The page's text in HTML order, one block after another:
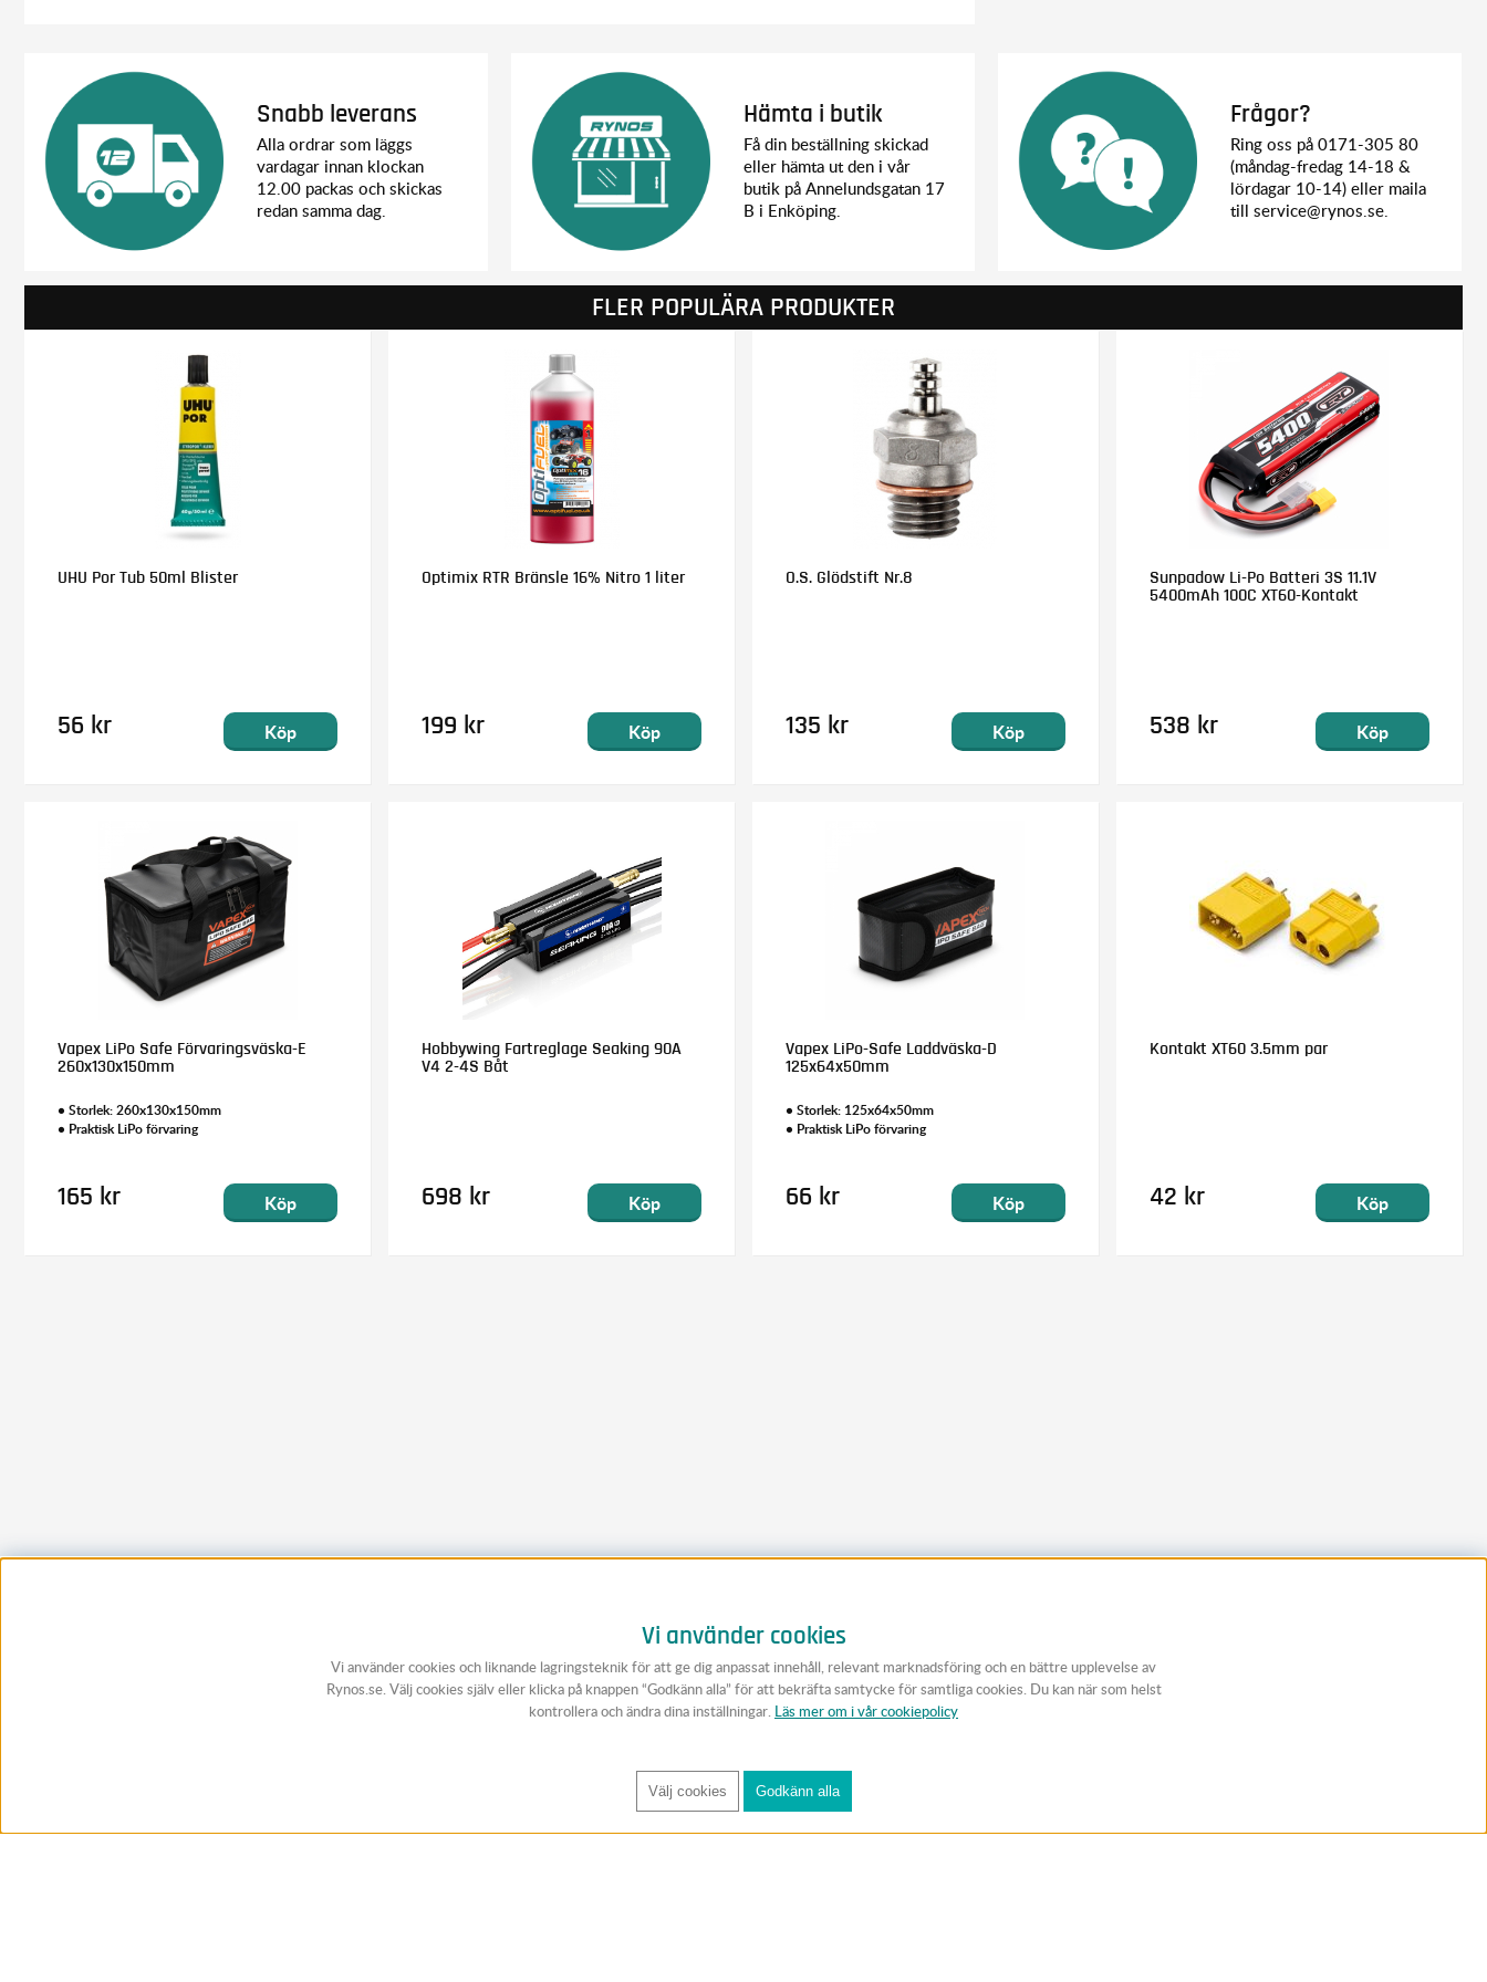
Snabb leverans
Alla ordrar som läggs
vardagar innan klockan
12.00 packas och skickas
redan samma dag.
Hämta i butik
Få din beställning skickad
eller hämta ut den i vår
butik på Annelundsgatan 17
B i Enköping.
Frågor?
Ring oss på 0171-305 80
(måndag-fredag 14-18 &
lördagar 10-14) eller maila
till service@rynos.se.
FLER POPULÄRA PRODUKTER
UHU Por Tub 50ml Blister
56 kr Köp
Optimix RTR Bränsle 16% Nitro 1 liter
199 kr Köp
O.S. Glödstift Nr.8
135 kr Köp
Sunpadow Li-Po Batteri 3S 11.1V
5400mAh 100C XT60-Kontakt
538 kr Köp
Vapex LiPo Safe Förvaringsväska-E
260x130x150mm
• Storlek: 260x130x150mm
• Praktisk LiPo förvaring
165 kr Köp
Hobbywing Fartreglage Seaking 90A
V4 2-4S Båt
698 kr Köp
Vapex LiPo-Safe Laddväska-D
125x64x50mm
• Storlek: 125x64x50mm
• Praktisk LiPo förvaring
66 kr Köp
Kontakt XT60 3.5mm par
42 kr Köp
Vi använder cookies
Vi använder cookies och liknande lagringsteknik för att ge dig anpassat innehåll, relevant marknadsföring och en bättre upplevelse av
Rynos.se. Välj cookies själv eller klicka på knappen “Godkänn alla” för att bekräfta samtycke för samtliga cookies. Du kan när som helst
kontrollera och ändra dina inställningar. Läs mer om i vår cookiepolicy
Välj cookies Godkänn alla